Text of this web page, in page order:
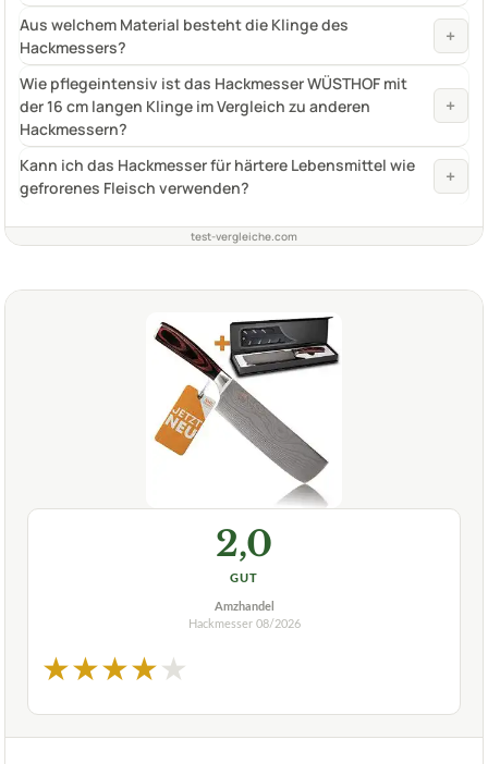
Aus welchem Material besteht die Klinge des
Hackmessers?
+
Wie pflegeintensiv ist das Hackmesser WÜSTHOF mit
der 16 cm langen Klinge im Vergleich zu anderen
Hackmessern?
+
Kann ich das Hackmesser für härtere Lebensmittel wie
gefrorenes Fleisch verwenden?
+
test-vergleiche.com
2,0
GUT
Amzhandel
Hackmesser 08/2026
★★★★★